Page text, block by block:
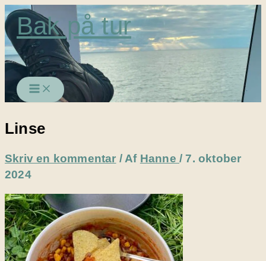
Gå
til
indholdet
Bak på tur
Linse
Skriv en kommentar / Af Hanne/7. oktober
2024